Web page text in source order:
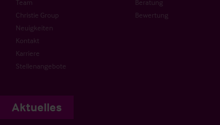
Team
Christie Group
Neuigkeiten
Kontakt
Karriere
Stellenangebote
Beratung
Bewertung
Aktuelles